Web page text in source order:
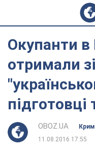
Окупанти
отримали
підготовці
OBOZ.UA
11.08.2016 17:55